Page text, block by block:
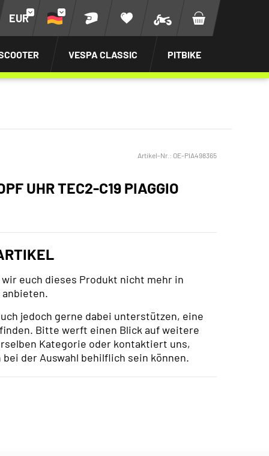
EUR
VESPA CLASSIC PITBIKE
Artikel-Nr.: OE-PIA498365
UHR TEC2-C19 PIAGGIO
euch dieses Produkt nicht mehr in
anbieten.
jedoch gerne dabei unterstützen, eine
Bitte werft einen Blick auf weitere
Kategorie oder kontaktiert uns,
der Auswahl behilflich sein können.